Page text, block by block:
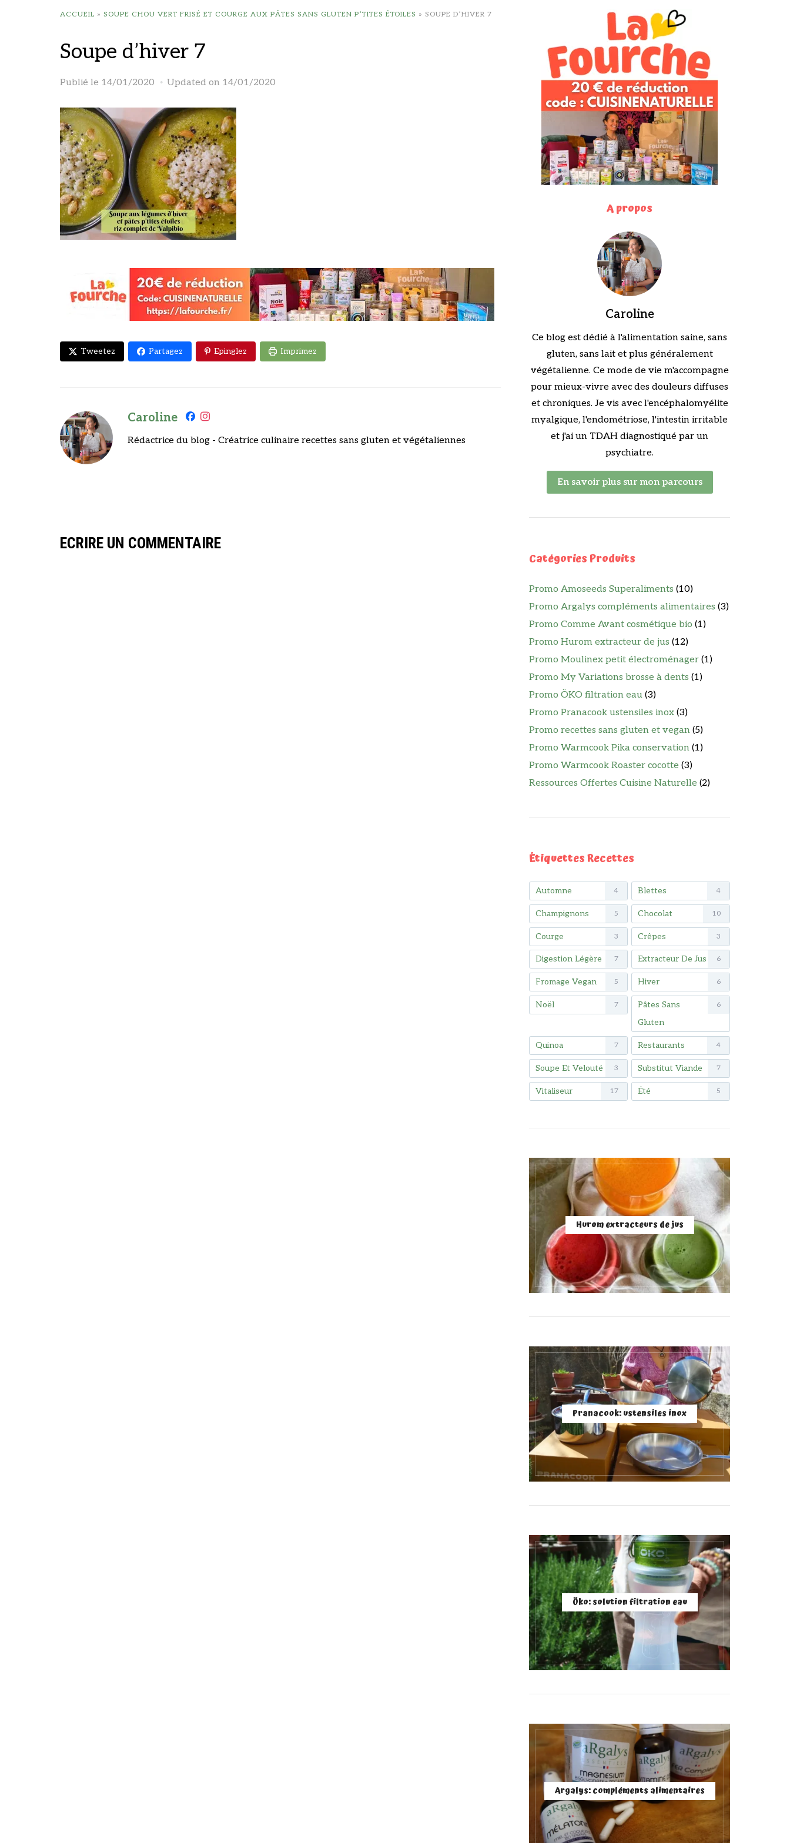
ACCUEIL » SOUPE CHOU VERT FRISÉ ET COURGE AUX PÂTES SANS GLUTEN P’TITES ÉTOILES » SOUPE D’HIVER 7
Soupe d’hiver 7
Publié le 14/01/2020 Updated on 14/01/2020
Tweetez Partagez Epinglez Imprimez
Caroline
Rédactrice du blog - Créatrice culinaire recettes sans gluten et végétaliennes
ECRIRE UN COMMENTAIRE
A propos
Caroline
Ce blog est dédié à l'alimentation saine, sans
gluten, sans lait et plus généralement
végétalienne. Ce mode de vie m'accompagne
pour mieux-vivre avec des douleurs diffuses
et chroniques. Je vis avec l'encéphalomyélite
myalgique, l'endométriose, l'intestin irritable
et j'ai un TDAH diagnostiqué par un
psychiatre.
En savoir plus sur mon parcours
Catégories Produits
Promo Amoseeds Superaliments (10)
Promo Argalys compléments alimentaires (3)
Promo Comme Avant cosmétique bio (1)
Promo Hurom extracteur de jus (12)
Promo Moulinex petit électroménager (1)
Promo My Variations brosse à dents (1)
Promo ÖKO filtration eau (3)
Promo Pranacook ustensiles inox (3)
Promo recettes sans gluten et vegan (5)
Promo Warmcook Pika conservation (1)
Promo Warmcook Roaster cocotte (3)
Ressources Offertes Cuisine Naturelle (2)
Étiquettes Recettes
Automne 4 Blettes 4
Champignons 5 Chocolat 10
Courge 3 Crêpes 3
Digestion Légère 7 Extracteur De Jus 6
Fromage Vegan 5 Hiver 6
Noël 7
Pâtes Sans
Gluten
6
Quinoa 7 Restaurants 4
Soupe Et Velouté 3 Substitut Viande 7
Vitaliseur 17 Été 5
Hurom extracteurs de jus
Pranacook: ustensiles inox
Öko: solution filtration eau
Argalys: compléments alimentaires